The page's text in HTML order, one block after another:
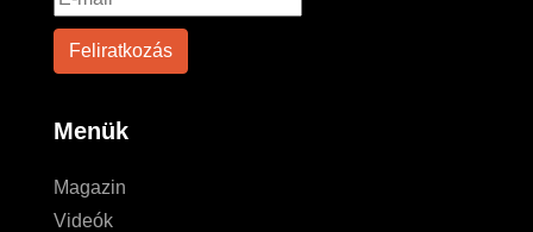
Menük
Magazin
Videók